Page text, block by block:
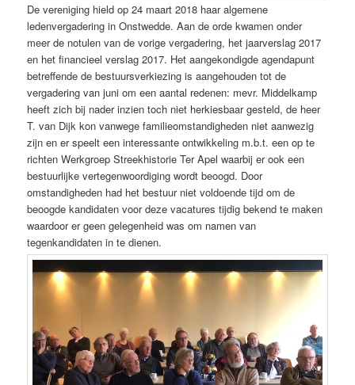
De vereniging hield op 24 maart 2018 haar algemene
ledenvergadering in Onstwedde. Aan de orde kwamen onder
meer de notulen van de vorige vergadering, het jaarverslag 2017
en het financieel verslag 2017. Het aangekondigde agendapunt
betreffende de bestuursverkiezing is aangehouden tot de
vergadering van juni om een aantal redenen: mevr. Middelkamp
heeft zich bij nader inzien toch niet herkiesbaar gesteld, de heer
T. van Dijk kon vanwege familieomstandigheden niet aanwezig
zijn en er speelt een interessante ontwikkeling m.b.t. een op te
richten Werkgroep Streekhistorie Ter Apel waarbij er ook een
bestuurlijke vertegenwoordiging wordt beoogd. Door
omstandigheden had het bestuur niet voldoende tijd om de
beoogde kandidaten voor deze vacatures tijdig bekend te maken
waardoor er geen gelegenheid was om namen van
tegenkandidaten in te dienen.